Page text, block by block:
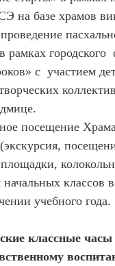
на базе храмов
рамках городского
с участием
посещение
классов
учебного года.
классные часы